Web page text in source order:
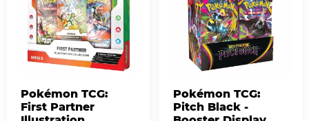
Pokémon TCG:
First Partner
Pokémon TCG:
Pitch Black -